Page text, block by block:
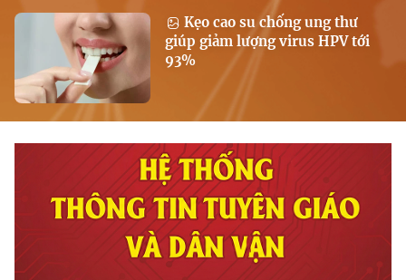
Kẹo cao su chống ung thư
giúp giảm lượng virus HPV tới
93%